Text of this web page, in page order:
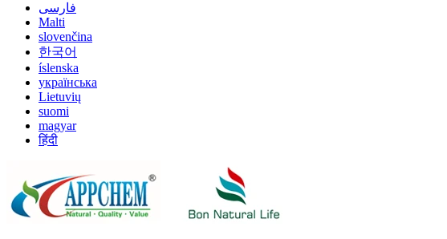
فارسی
Malti
slovenčina
한국어
íslenska
українська
Lietuvių
suomi
magyar
हिंदी